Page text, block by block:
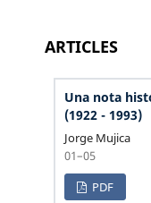
ARTICLES
Una nota
(1922 - 1993)
Jorge Mujica
01–05
PDF